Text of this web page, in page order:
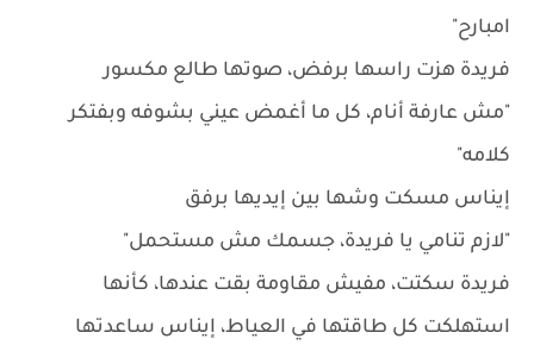
امبارح"
فريدة هزت راسها برفض، صوتها طالع مكسور
"مش عارفة أنام، كل ما أغمض عيني بشوفه وبفتكر
كلامه"
إيناس مسكت وشها بين إيديها برفق
"لازم تنامي يا فريدة، جسمك مش مستحمل"
فريدة سكتت، مفيش مقاومة بقت عندها، كأنها
استهلكت كل طاقتها في العياط، إيناس ساعدتها